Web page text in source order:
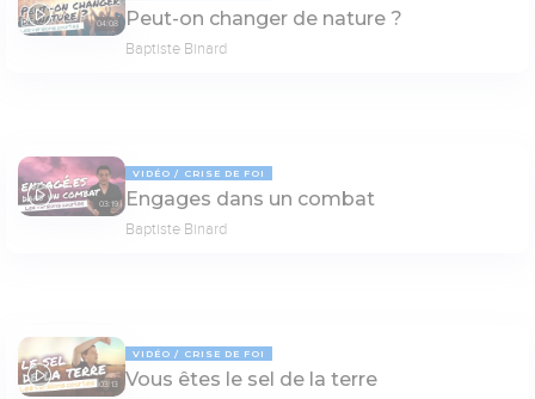
04:08 Peut-on changer de nature ?
Baptiste Binard
03:19
VIDÉO CRISE DE FOI
Engages dans un combat
Baptiste Binard
03:13
VIDÉO CRISE DE FOI
Vous êtes le sel de la terre